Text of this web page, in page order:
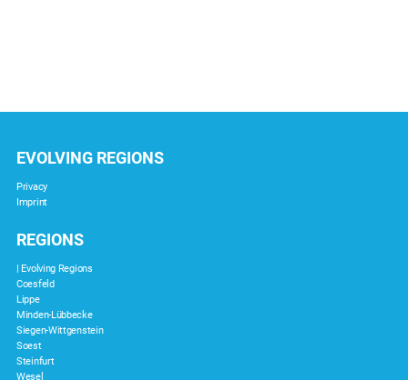
EVOLVING REGIONS
Privacy
Imprint
REGIONS
| Evolving Regions
Coesfeld
Lippe
Minden-Lübbecke
Siegen-Wittgenstein
Soest
Steinfurt
Wesel